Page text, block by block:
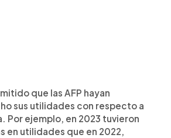
que las AFP hayan
sus utilidades con respecto a
Por ejemplo, en 2023 tuvieron
en utilidades que en 2022,